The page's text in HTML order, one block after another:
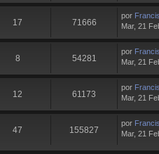
17 71666
por
Mar, 21
8 54281
por
Mar, 21
12 61173
por
Mar, 21
47 155827
por
Mar, 21